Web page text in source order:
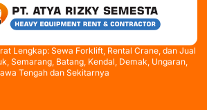
Lengkap: Sewa Forklift, Rental Crane, dan Jual
Semarang, Batang, Kendal, Demak, Ungaran,
Tengah dan Sekitarnya